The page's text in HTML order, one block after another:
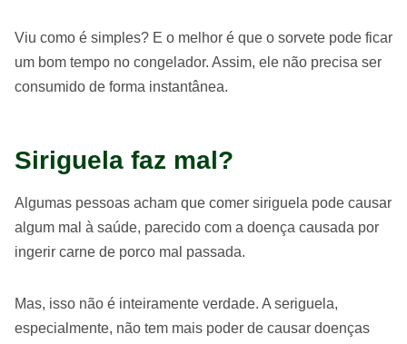
Viu como é simples? E o melhor é que o sorvete pode ficar
um bom tempo no congelador. Assim, ele não precisa ser
consumido de forma instantânea.
Siriguela faz mal?
Algumas pessoas acham que comer siriguela pode causar
algum mal à saúde, parecido com a doença causada por
ingerir carne de porco mal passada.
Mas, isso não é inteiramente verdade. A seriguela,
especialmente, não tem mais poder de causar doenças